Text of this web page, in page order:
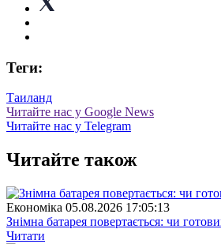
Теги:
Таиланд
Читайте нас у Google News
Читайте нас у Telegram
Читайте також
Економіка 05.08.2026 17:05:13
Знімна батарея повертається: чи
Читати